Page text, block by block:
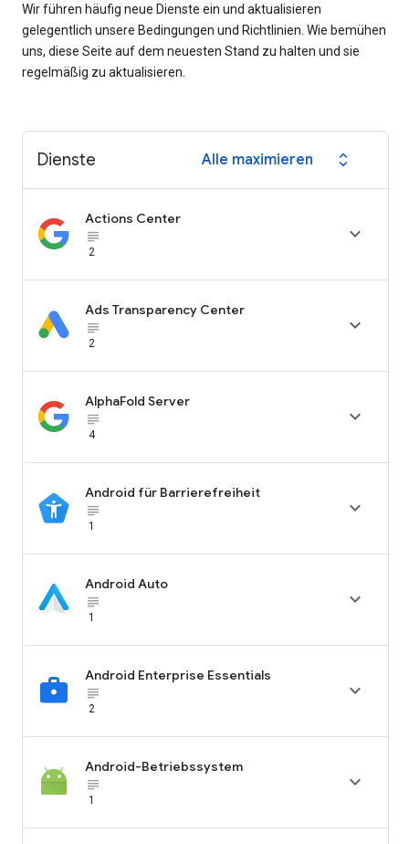
Wir führen häufig neue Dienste ein und aktualisieren
gelegentlich unsere Bedingungen und Richtlinien. Wie bemühen
uns, diese Seite auf dem neuesten Stand zu halten und sie
regelmäßig zu aktualisieren.
Dienste Alle maximieren expand_all
Actions Center
subject_black
2

Ads Transparency Center
subject_black
2

AlphaFold Server
subject_black
4

Android für Barrierefreiheit
subject_black
1

Android Auto
subject_black
1

Android Enterprise Essentials
subject_black
2

Android-Betriebssystem
subject_black
1
